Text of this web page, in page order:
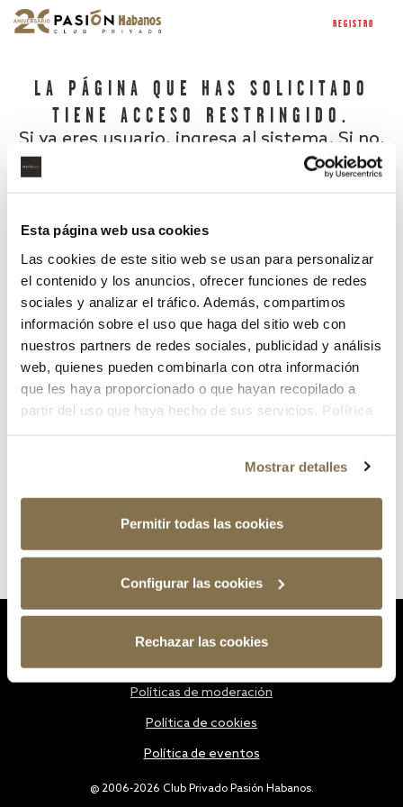
Esta página web usa cookies
Las cookies de este sitio web se usan para personalizar
el contenido y los anuncios, ofrecer funciones de redes
sociales y analizar el tráfico. Además, compartimos
información sobre el uso que haga del sitio web con
nuestros partners de redes sociales, publicidad y análisis
web, quienes pueden combinarla con otra información
que les haya proporcionado o que hayan recopilado a
partir del uso que haya hecho de sus servicios. Política
Mostrar detalles
Permitir todas las cookies
Configurar las cookies
Rechazar las cookies
REGISTRO
LA PÁGINA QUE HAS SOLICITADO
TIENE ACCESO RESTRINGIDO.
Si ya eres usuario, ingresa al sistema. Si no,
¿Has olvidado tu contraseña?
@ 2006-2026 Club Privado Pasión Habanos.
Políticas de moderación
Política de cookies
Política de eventos